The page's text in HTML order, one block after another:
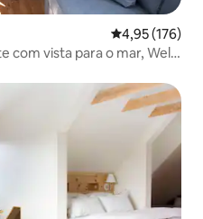
4,95 de uma
4,95 (176)
com vista para o mar, Wells
hóspedes